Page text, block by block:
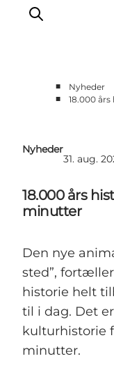
■
Nyheder
■
18.000
Nyheder
31. aug.
18.000 års
minutter
Den nye
sted”,
historie helt
til i dag. Det
kulturhistorie
minutter.